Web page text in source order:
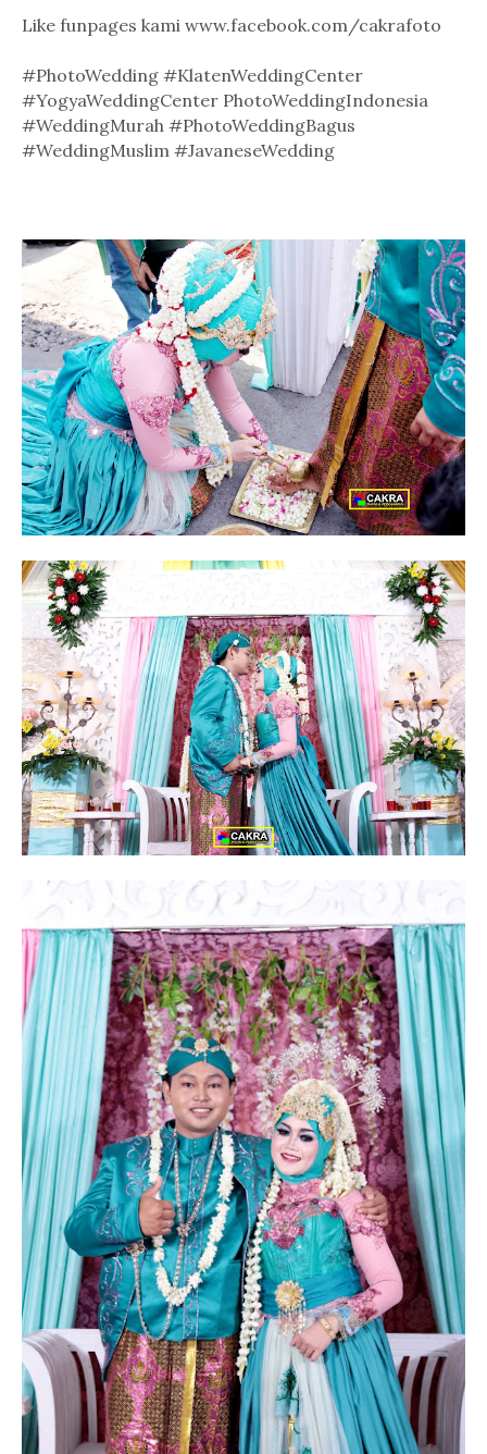
Like funpages kami www.facebook.com/cakrafoto
#PhotoWedding #KlatenWeddingCenter
#YogyaWeddingCenter PhotoWeddingIndonesia
#WeddingMurah #PhotoWeddingBagus
#WeddingMuslim #JavaneseWedding